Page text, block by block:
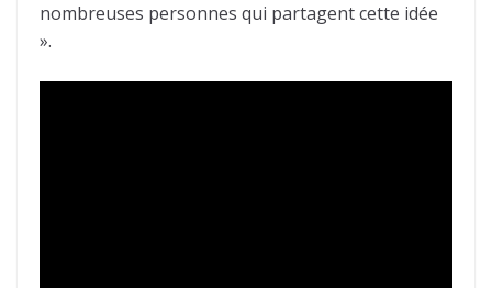
nombreuses personnes qui partagent cette idée
».